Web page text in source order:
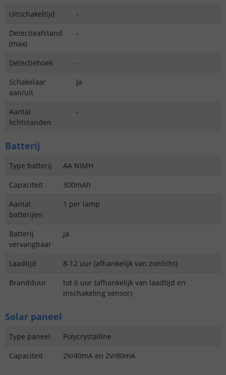
Uitschakeltijd
-
Detectieafstand
(max)
-
Detectiehoek
-
Schakelaar
aan/uit
Ja
Aantal
lichtstanden
-
Batterij
Type batterij
AA NiMH
Capaciteit
300mAh
Aantal
batterijen
1 per lamp
Batterij
vervangbaar
Ja
Laadtijd
8-12 uur (afhankelijk van zonlicht)
Brandduur
tot 6 uur (afhankelijk van laadtijd en
inschakeling sensor)
Solar paneel
Type paneel
Polycrystalline
Capaciteit
2V/40mA en 2V/80mA